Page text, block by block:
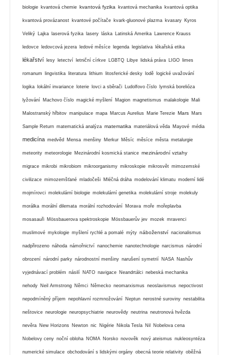
biologie kvantová chemie kvantová fyzika kvantová mechanika kvantová optika
kvantová provázanost kvantové počítače kvark-gluonové plazma kvasary Kyros
Veliký Lajka laserová fyzika lasery láska Latinská Amerika Lawrence Krauss
ledovce ledovcová jezera ledové měsíce legenda legislativa lékařská etika
lékařství lesy letectví letniční církve LGBTQ Libye lidská práva LIGO limes
romanum lingvistika literatura lithium litosferické desky lodě logické uvažování
logika lokální invariance loterie lovci a sběrači Ludolfovo číslo lymská borelióza
lyžování Machovo číslo magické myšlení Magion magnetismus malakologie Mali
Malostranský hřbitov manipulace mapa Marcus Aurelius Marie Terezie Mars Mars
Sample Return matematická analýza matematika materiálová věda Mayové média
medicína medvěd Mensa menšiny Merkur Měsíc měsíce města metalurgie
meteority meteorologie Mezinárodní kosmická stanice mezinárodní vztahy
migrace mikrobi mikrobiom mikroorganismy mikroskopie mikrosvět mimozemské
civilizace mimozemšťané mladočeši Mléčná dráha modelování klimatu moderní lidé
mojmírovci molekulární biologie molekulární genetika molekulární stroje molekuly
morálka morální dilemata morální rozhodování Morava moře mořeplavba
mosasauři Mössbauerova spektroskopie Mössbauerův jev mozek mravenci
muslimové mykologie myšlení rychlé a pomalé mýty náboženství nacionalismus
nadpřirozeno náhoda námořnictví nanochemie nanotechnologie narcismus národní
obrození národní parky národnostní menšiny narušení symetrií NASA Nashův
vyjednávací problém násilí NATO navigace Neandrtálci nebeská mechanika
nehody Neil Armstrong Němci Německo neomarxismus neoslavismus nepoctivost
nepodmíněný příjem nepohlavní rozmnožování Neptun nerostné suroviny nestabilita
neštovice neurologie neuropsychiatrie neurovědy neutrina neutronová hvězda
nevěra New Horizons Newton nic Nigérie Nikola Tesla Nil Nobelova cena
Nobelovy ceny noční obloha NOMA Norsko novověk nový ateismus nukleosyntéza
numerické simulace obchodování s lidskými orgány obecná teorie relativity oběžná